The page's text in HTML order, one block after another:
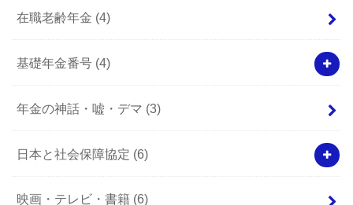
在職老齢年金 (4)
基礎年金番号 (4)
年金の神話・嘘・デマ (3)
日本と社会保障協定 (6)
映画・テレビ・書籍 (6)